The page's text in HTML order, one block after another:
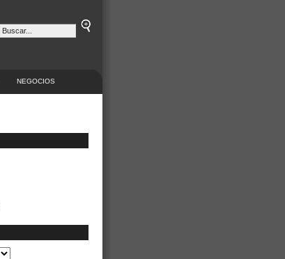
NEGOCIOS